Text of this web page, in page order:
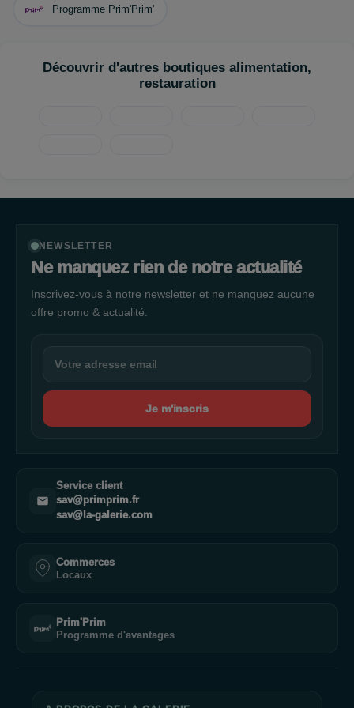
Programme Prim'Prim'
Découvrir d'autres boutiques alimentation,
restauration
NEWSLETTER
Ne manquez rien de notre actualité
Inscrivez-vous à notre newsletter et ne manquez aucune
offre promo & actualité.
Je m'inscris
Service client
sav@primprim.fr
sav@la-galerie.com
Commerces
Locaux
Prim'Prim
Programme d'avantages